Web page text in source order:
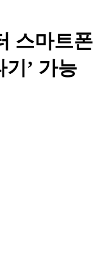
스마트폰
기’ 가능